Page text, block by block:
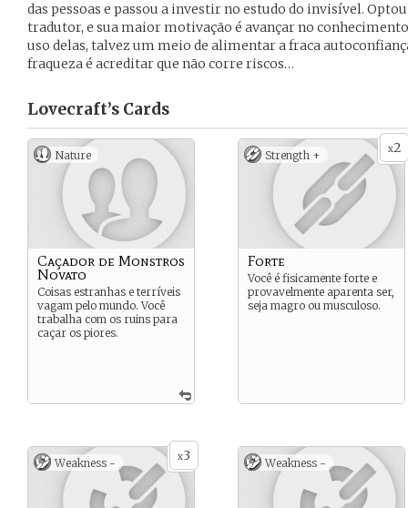
das pessoas e passou a investir no estudo do invisível.
tradutor, e sua maior motivação é avançar no
uso delas, talvez um meio de alimentar a fraca
fraqueza é acreditar que não corre riscos…
Lovecraft’s Cards
Nature
Caçador de Monstros
Novato
Coisas estranhas e terríveis
vagam pelo mundo. Você
trabalha com os ruins para
caçar os piores.
x2
Strength +
Forte
Você é fisicamente forte e
provavelmente aparenta ser,
seja magro ou musculoso.
x3
Weakness - Weakness -